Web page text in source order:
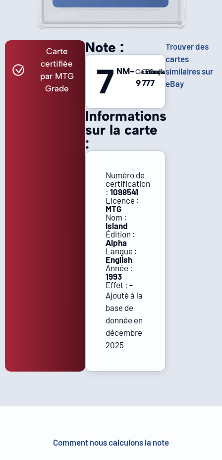
Carte
certifiée
par MTG
Grade
Informations
sur la carte
:
Numéro de
certification
: 1098541
Licence :
MTG
Nom :
Island
Édition :
Alpha
Langue :
English
Année :
1993
Effet : -
Ajouté à la
base de
donnée en
décembre
2025
Note :
7 NM-Centrage
9
Coins
7
Bords
7
Surface
7
Trouver des
cartes
similaires sur
eBay
Comment nous calculons la note